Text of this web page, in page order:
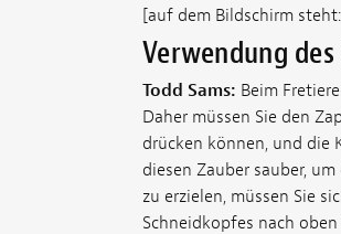
[auf dem Bildschirm
Verwendung
Todd Sams: Beim
Daher müssen Sie den
drücken können, und die
diesen Zauber sauber,
zu erzielen, müssen Sie
Schneidkopfes nach